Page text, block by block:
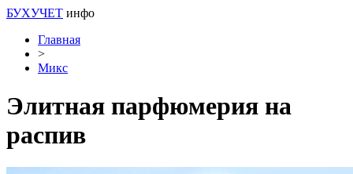
БУХУЧЕТ инфо
Главная
>
Микс
Элитная парфюмерия на
распив